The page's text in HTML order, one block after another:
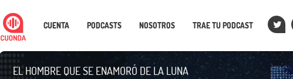
CUENTA PODCASTS NOSOTROS TRAE TU PODCAST
EL HOMBRE QUE SE ENAMORÓ DE LA LUNA